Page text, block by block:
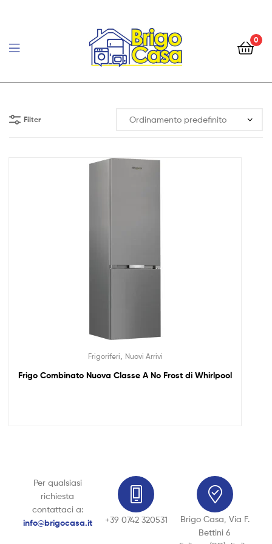
Brigo
0
Filter
Frigoriferi Nuovi Arrivi
Frigo Combinato Nuova Classe A No Frost di Whirlpool
Per qualsiasi
richiesta
contattaci a:
info@brigocasa.it +39 0742 320531
Brigo Casa, Via F.
Bettini 6